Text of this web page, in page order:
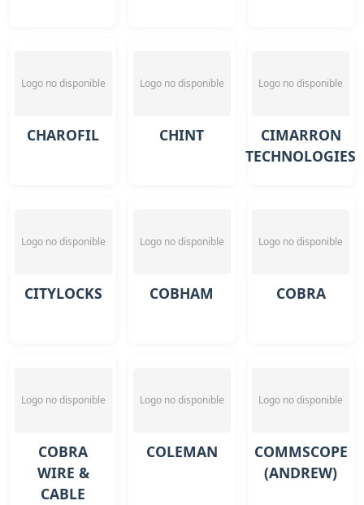
Logo no disponible
CHAROFIL
Logo no disponible
CHINT
Logo no disponible
CIMARRON
TECHNOLOGIES
Logo no disponible
CITYLOCKS
Logo no disponible
COBHAM
Logo no disponible
COBRA
Logo no disponible
COBRA
WIRE &
CABLE
Logo no disponible
COLEMAN
Logo no disponible
COMMSCOPE
(ANDREW)